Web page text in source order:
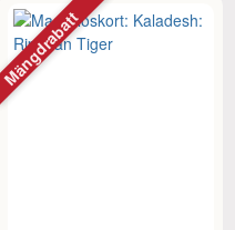
Mängdrabatt